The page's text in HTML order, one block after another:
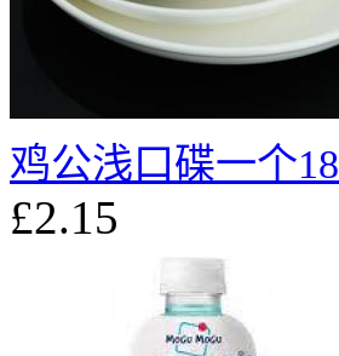
鸡公浅口碟一个
£2.15